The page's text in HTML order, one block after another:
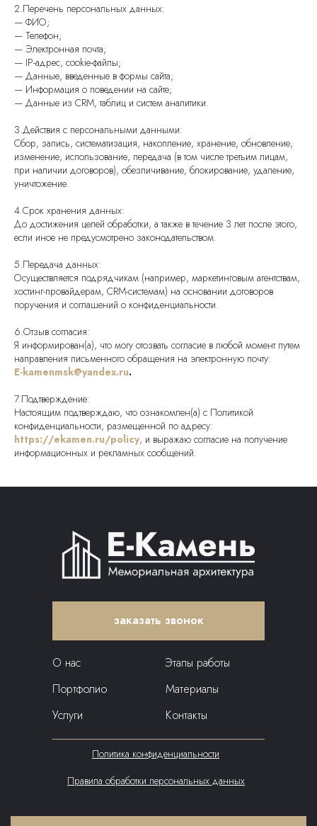
2.Перечень персональных данных:
— ФИО;
— Телефон;
— Электронная почта;
— IP-адрес, cookie-файлы;
— Данные, введенные в формы сайта;
— Информация о поведении на сайте;
— Данные из CRM, таблиц и систем аналитики.
3.Действия с персональными данными:
Сбор, запись, систематизация, накопление, хранение, обновление,
изменение, использование, передача (в том числе третьим лицам,
при наличии договоров), обезличивание, блокирование, удаление,
уничтожение.
4.Срок хранения данных:
До достижения целей обработки, а также в течение 3 лет после этого,
если иное не предусмотрено законодательством.
5.Передача данных:
Осуществляется подрядчикам (например, маркетинговым агентствам,
хостинг-провайдерам, CRM-системам) на основании договоров
поручения и соглашений о конфиденциальности.
6.Отзыв согласия:
Я информирован(а), что могу отозвать согласие в любой момент путем
направления письменного обращения на электронную почту:
E-kamenmsk@yandex.ru.
7.Подтверждение:
Настоящим подтверждаю, что ознакомлен(а) с Политикой
конфиденциальности, размещенной по адресу:
https://ekamen.ru/policy, и выражаю согласие на получение
информационных и рекламных сообщений.
Контакты
Материалы
Этапы работы
Услуги
Портфолио
О нас
заказать звонок
Правила обработки персональных данных
Политика конфиденциальности